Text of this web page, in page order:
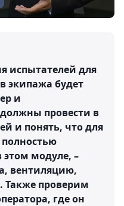
испытателей для
экипажа будет
и
провести в
и понять, что для
этом модуле, –
вентиляцию,
Также проверим
где он